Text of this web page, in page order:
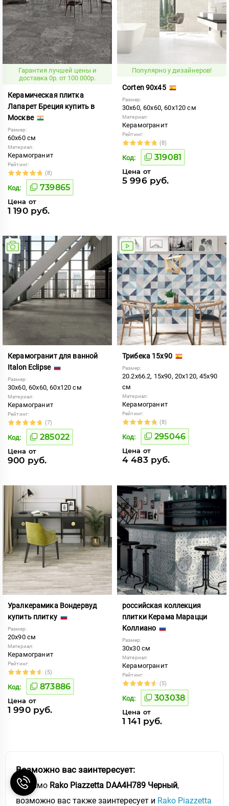
Гарантия лучшей цены и
доставка 0р. от 100 000р.
Керамическая плитка
Лапарет Бреция купить в
Москве
Размер:
60x60 см
Материал:
Керамогранит
Рейтинг:
(8)
Код: 739865
Цена от
1 190 руб.
Популярно у дизайнеров!
Corten 90x45
Размер:
30x60, 60x60, 60x120 см
Материал:
Керамогранит
Рейтинг:
(8)
Код: 319081
Цена от
5 996 руб.
Керамогранит для ванной
Italon Eclipse
Размер:
30x60, 60x60, 60x120 см
Материал:
Керамогранит
Рейтинг:
(7)
Код: 285022
Цена от
900 руб.
Трибека 15x90
Размер:
20.2x66.2, 15x90, 20x120, 45x90
см
Материал:
Керамогранит
Рейтинг:
(8)
Код: 295046
Цена от
4 483 руб.
Уралкерамика Вондервуд
купить плитку
Размер:
20x90 см
Материал:
Керамогранит
Рейтинг:
(5)
Код: 873886
Цена от
1 990 руб.
российская коллекция
плитки Керама Марацци
Коллиано
Размер:
30x30 см
Материал:
Керамогранит
Рейтинг:
(5)
Код: 303038
Цена от
1 141 руб.
Возможно вас заинтересует:
Помимо Rako Piazzetta DAA4H789 Черный,
возможно вас также заинтересует и Rako Piazzetta